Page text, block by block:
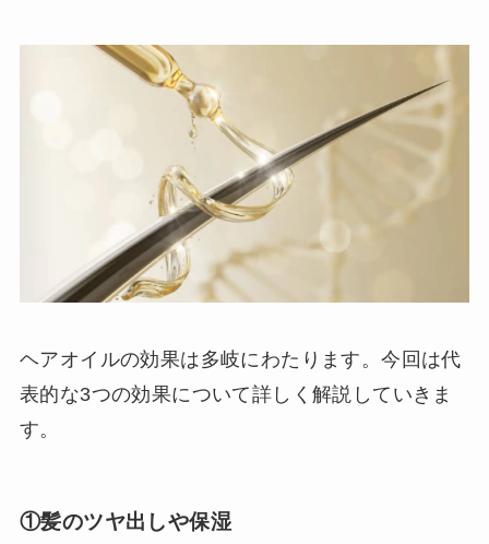
ヘアオイルの効果は多岐にわたります。今回は代
表的な3つの効果について詳しく解説していきま
す。
①髪のツヤ出しや保湿